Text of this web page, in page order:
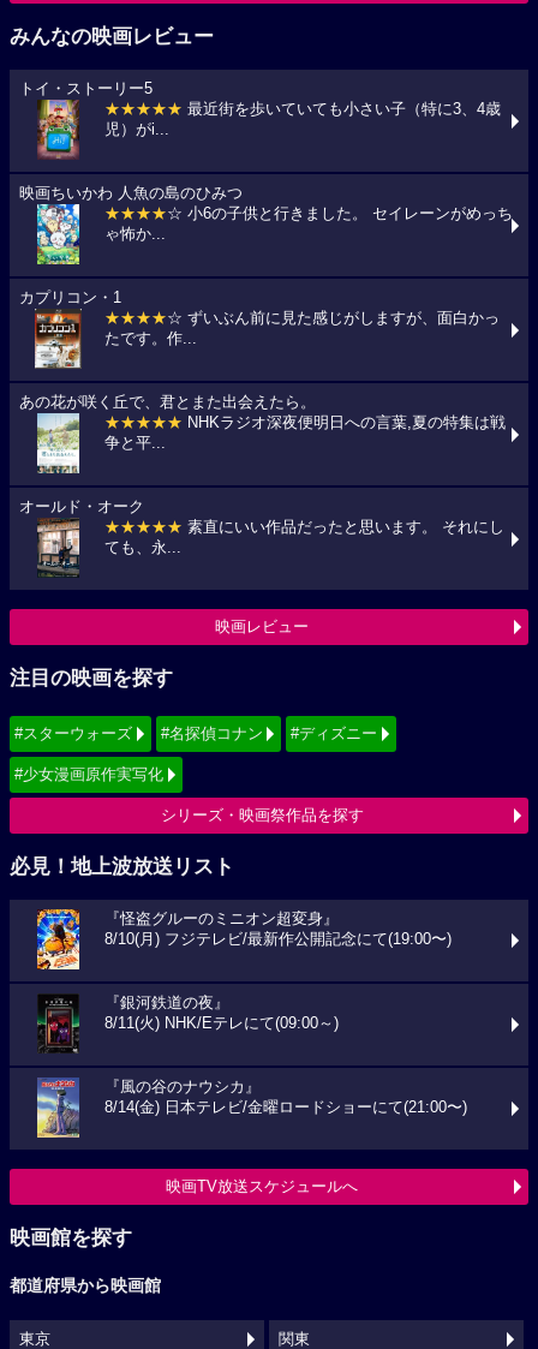
みんなの映画レビュー
トイ・ストーリー5
★★★★★ 最近街を歩いていても小さい子（特に3、4歳
児）がi...
映画ちいかわ 人魚の島のひみつ
★★★★☆ 小6の子供と行きました。 セイレーンがめっち
ゃ怖か...
カプリコン・1
★★★★☆ ずいぶん前に見た感じがしますが、面白かっ
たです。作...
あの花が咲く丘で、君とまた出会えたら。
★★★★★ NHKラジオ深夜便明日への言葉,夏の特集は戦
争と平...
オールド・オーク
★★★★★ 素直にいい作品だったと思います。 それにし
ても、永...
映画レビュー
注目の映画を探す
#スターウォーズ #名探偵コナン #ディズニー
#少女漫画原作実写化
シリーズ・映画祭作品を探す
必見！地上波放送リスト
『怪盗グルーのミニオン超変身』
8/10(月) フジテレビ/最新作公開記念にて(19:00〜)
『銀河鉄道の夜』
8/11(火) NHK/Eテレにて(09:00～)
『風の谷のナウシカ』
8/14(金) 日本テレビ/金曜ロードショーにて(21:00〜)
映画TV放送スケジュールへ
映画館を探す
都道府県から映画館
東京 関東